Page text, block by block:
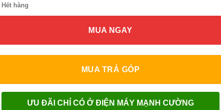
Hết hàng
MUA NGAY
MUA TRẢ GÓP
ƯU ĐÃI CHỈ CÓ Ở ĐIỆN MÁY MẠNH CƯỜNG